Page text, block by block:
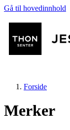
Gå til hovedinnhold
Forside
Merker